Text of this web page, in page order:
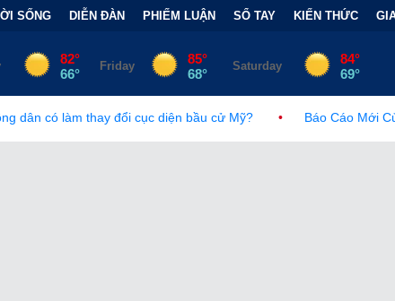
SỐNG DIỄN ĐÀN PHIẾM LUẬN SỔ TAY KIẾN THỨC
cục diện bầu cử Mỹ? • Báo Cáo Mới Của Hạ Viện Mỹ Và